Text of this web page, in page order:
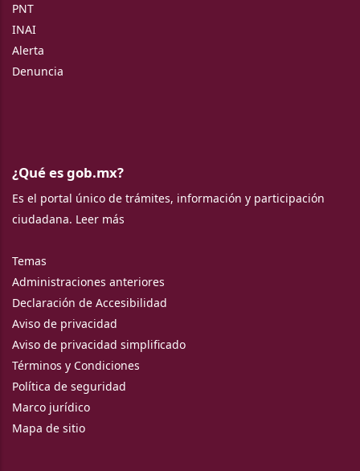
PNT
INAI
Alerta
Denuncia
¿Qué es gob.mx?
Es el portal único de trámites, información y participación
ciudadana. Leer más
Temas
Administraciones anteriores
Declaración de Accesibilidad
Aviso de privacidad
Aviso de privacidad simplificado
Términos y Condiciones
Política de seguridad
Marco jurídico
Mapa de sitio